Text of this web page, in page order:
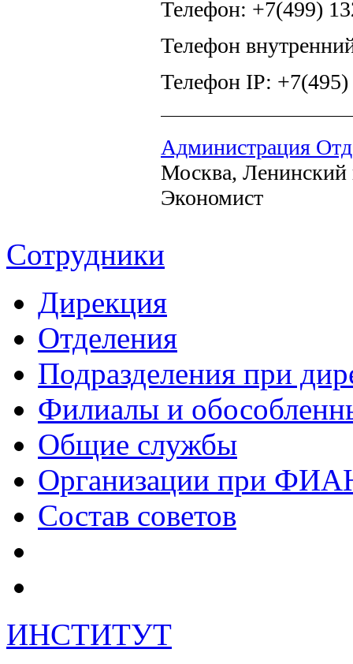
Телефон: +7(499)
Телефон
Телефон IP:
Администрация
Москва, Ленинский
Экономист
Сотрудники
Дирекция
Отделения
Подразделения при
Филиалы и
Общие службы
Организации при
Состав советов
ИНСТИТУТ